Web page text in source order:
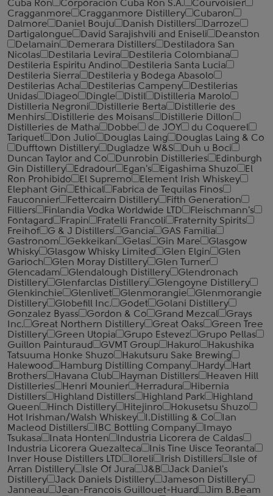
Cuba Ron
Corporacion Cuba Ron S.A.
Courvoisier
Cragganmore
Cragganmore Distillery
Cubaron
Dalmore
Daniel Bouju Danish Distillers
Darroze
Dartigalongue
David Sarajishvili and Eniseli
Deanston
Delamain
Demerara Distillers
Destiladora San
Nicolas
Destilaria Levira
Destileria Colombiana
Destileria Espiritu Andino
Destileria Santa Lucia
Destileria Sierra
Destileria y Bodega Abasolo
Destilerias Acha
Destilerias Campeny
Destilerias
Unidas
Diageo Dingle Distil
Distilleria Marolo
Distilleria Negroni
Distillerie Berta
Distillerie des
Menhirs
Distillerie des Moisans
Distillerie Dillon
Distilleries de Matha
Dobbe de JOY
du Coquerel
Tariquet
Don Julio Douglas Laing
Douglas Laing & Co
Dufftown Distillery
Dugladze W&S
Duh u Boci
Duncan Taylor and Co
Dunrobin Distilleries
Edinburgh
Gin Distillery
Edradour Egan's Eigashima Shuzo
El
Ron Prohibido
El Supremo
Element Irish Whiskey
Elephant Gin
Ethical
Fabrica de Tequilas Finos
Fauconnier
Fettercairn Distillery
Fifth Generation
Filliers
Finlandia Vodka Worldwide LTD
Fleischmann's
Fontagard
Frapin Fratelli ‎Francoli
Fraternity Spirits
Freihof
G & J Distillers Gancia
GAS Familia
Gastronom
Gekkeikan Gelas Gin Mare
Glasgow
Whisky
Glasgow Whisky Limited Glen Elgin
Glen
Garioch
Glen Moray Distillery
Glen Turner
Glencadam
Glendalough Distillery
Glendronach
Distillery
Glenfarclas Distillery
Glengoyne Distillery
Glenkinchie
Glenlivet Glenmorangie
Glenmorangie
Distillery
Globefill Inc. Godet
Golani Distillery
Gonzalez Byass
Gordon & Co Grand Mezcal
Grays
Inc.
Great Northern Distillery Great Oaks
Green Tree
Distillery
Green Utopia Grupo Estevez
Grupo Pellas
Guillon Painturaud
GVMT Group Hakuro
Hakushika
Tatsuuma Honke Shuzo
Hakutsuru Sake Brewing
Halewood
Hamburg Distilling Company Hardy
Hart
Brothers
Havana Club Hayman Distillers
Heaven Hill
Distilleries
Henri Mounier Herradura
Hibernia
Distillers
Highland Distillers Highland Park
Highland
Queen
Hinch Distillery Hitejinro
Hokusetsu Shuzo
Hot Irishman/Walsh Whiskey
I.Distilling & Co
Ian
Macleod Distillers
IBC Bottling Company
Imayo
Tsukasa
Inata Honten
Industria Licorera de Caldas
Industria Licorera Quezalteca
Inis Tine Uisce Teoranta
Inver House Distillers LTD
Ioreli Irish Distillers
Isle of
Arran Distillery
Isle Of Jura J&B
Jack Daniel's
Distillery
Jack Daniels Distillery
Jameson Distillery
Janneau
Jean-Francois Guillouet-Huard
Jim B.Beam